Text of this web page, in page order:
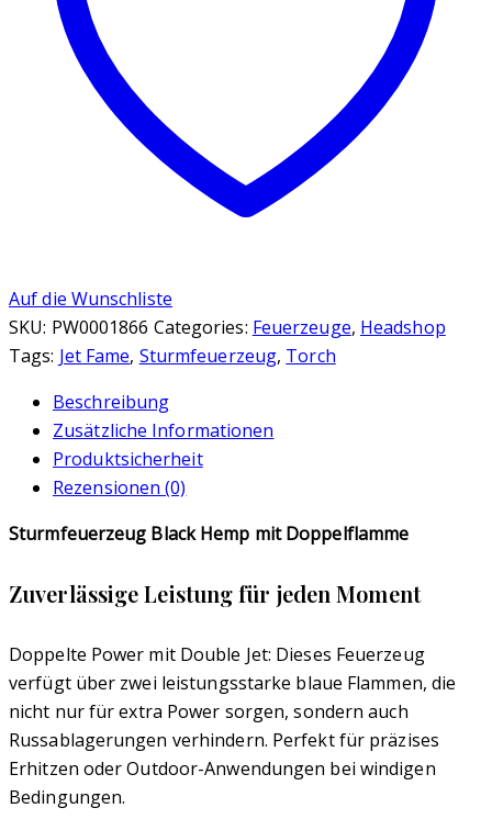
Menge
Auf die Wunschliste
SKU: PW0001866 Categories: Feuerzeuge, Headshop
Tags: Jet Fame, Sturmfeuerzeug, Torch
Beschreibung
Zusätzliche Informationen
Produktsicherheit
Rezensionen (0)
Sturmfeuerzeug Black Hemp mit Doppelflamme
Zuverlässige Leistung für jeden Moment
Doppelte Power mit Double Jet: Dieses Feuerzeug
verfügt über zwei leistungsstarke blaue Flammen, die
nicht nur für extra Power sorgen, sondern auch
Russablagerungen verhindern. Perfekt für präzises
Erhitzen oder Outdoor-Anwendungen bei windigen
Bedingungen.